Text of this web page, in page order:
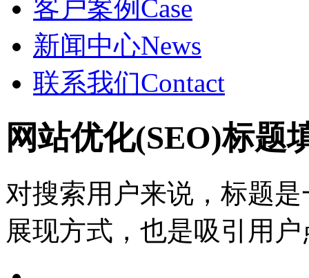
客户案例 Case
新闻中心News
联系我们Contact
网站优化(SEO)标题
对搜索用户来说，标题
展现方式，也是吸引用